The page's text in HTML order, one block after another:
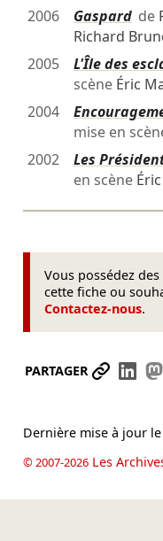
2006
Gaspardde
Richard
2005
L'Île des
scène Éric
2004
mise en
2002
Les
en scène
Vous possédez
cette fiche ou
Contactez-nous.
PARTAGER
Dernière mise à jour le
© 2007-2026Les